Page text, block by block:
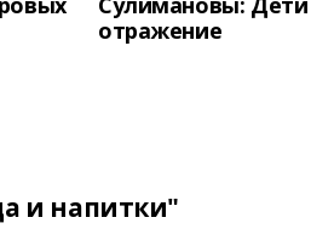
отражение
и напитки"